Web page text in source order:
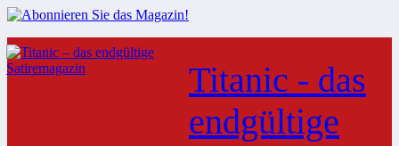
Zum
Inhalt
springen
Titanic - das
endgültige